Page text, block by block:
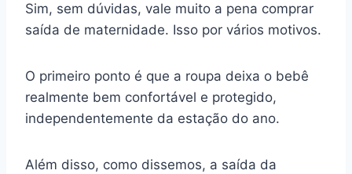
Sim, sem dúvidas, vale muito a pena comprar
saída de maternidade. Isso por vários motivos.
O primeiro ponto é que a roupa deixa o bebê
realmente bem confortável e protegido,
independentemente da estação do ano.
Além disso, como dissemos, a saída da